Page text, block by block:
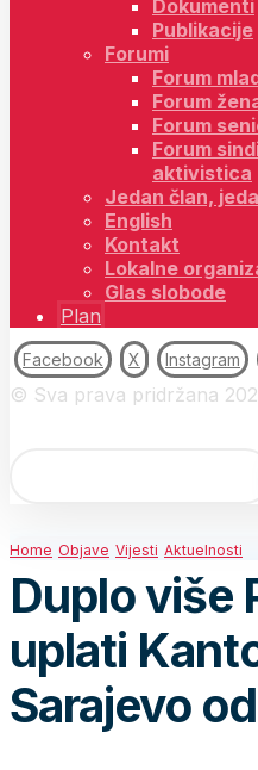
Dokumenti
Publikacije
Forumi
Forum
Forum
Forum
Forum
aktivistica
Jedan član,
English
Kontakt
Lokalne
Glas slobode
Plan
Facebook X Instagram
© Sva prava pridržana
Home Objave Vijesti Aktuelnosti
Duplo više
uplati
Sarajevo